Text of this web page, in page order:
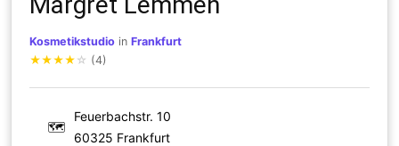
Kosmetikstudio inFrankfurt
★★★★ ☆ (4)
🗺
Feuerbachstr. 10
60325 Frankfurt